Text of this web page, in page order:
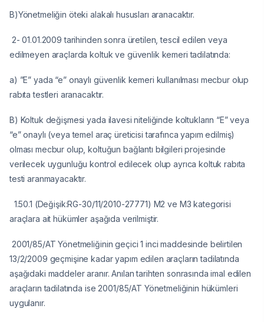
B)Yönetmeliğin öteki alakalı hususları aranacaktır.
2- 01.01.2009 tarihinden sonra üretilen, tescil edilen veya
edilmeyen araçlarda koltuk ve güvenlik kemeri tadilatında:
a) ”E” yada “e” onaylı güvenlik kemeri kullanılması mecbur olup
rabıta testleri aranacaktır.
B) Koltuk değişmesi yada ilavesi niteliğinde koltukların “E” veya
“e” onaylı (veya temel araç üreticisi tarafınca yapım edilmiş)
olması mecbur olup, koltuğun bağlantı bilgileri projesinde
verilecek uygunluğu kontrol edilecek olup ayrıca koltuk rabıta
testi aranmayacaktır.
1.50.1 (Değişik:RG-30/11/2010-27771) M2 ve M3 kategorisi
araçlara ait hükümler aşağıda verilmiştir.
2001/85/AT Yönetmeliğinin geçici 1 inci maddesinde belirtilen
13/2/2009 geçmişine kadar yapım edilen araçların tadilatında
aşağıdaki maddeler aranır. Anılan tarihten sonrasında imal edilen
araçların tadilatında ise 2001/85/AT Yönetmeliğinin hükümleri
uygulanır.